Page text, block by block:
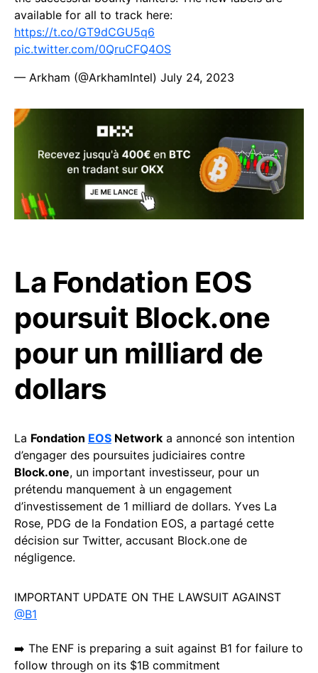
available for all to track here:
https://t.co/GT9dCGU5q6
pic.twitter.com/0QruCFQ4OS
— Arkham (@ArkhamIntel) July 24, 2023
La Fondation EOS
poursuit Block.one
pour un milliard de
dollars
La Fondation EOS Network a annoncé son intention
d’engager des poursuites judiciaires contre
Block.one, un important investisseur, pour un
prétendu manquement à un engagement
d’investissement de 1 milliard de dollars. Yves La
Rose, PDG de la Fondation EOS, a partagé cette
décision sur Twitter, accusant Block.one de
négligence.
IMPORTANT UPDATE ON THE LAWSUIT AGAINST
@B1
➡️ The ENF is preparing a suit against B1 for failure to
follow through on its $1B commitment